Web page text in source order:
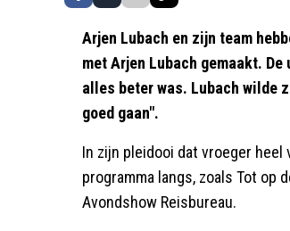
Arjen Lubach en zijn team
met Arjen Lubach gemaakt.
alles beter was. Lubach wilde
goed gaan".
In zijn pleidooi dat vroeger
programma langs, zoals Tot op
Avondshow Reisbureau.